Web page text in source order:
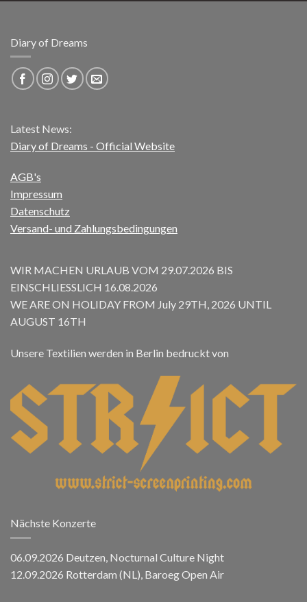
Diary of Dreams
Latest News:
Diary of Dreams - Official Website
AGB's
Impressum
Datenschutz
Versand- und Zahlungsbedingungen
WIR MACHEN URLAUB VOM 29.07.2026 BIS
EINSCHLIESSLICH 16.08.2026
WE ARE ON HOLIDAY FROM July 29TH, 2026 UNTIL
AUGUST 16TH
Unsere Textilien werden in Berlin bedruckt von
Nächste Konzerte
06.09.2026 Deutzen, Nocturnal Culture Night
12.09.2026 Rotterdam (NL), Baroeg Open Air